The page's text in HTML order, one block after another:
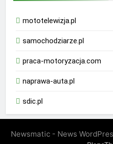
mototelewizja.pl
samochodziarze.pl
praca-motoryzacja.com
naprawa-auta.pl
sdic.pl
Newsmatic - News